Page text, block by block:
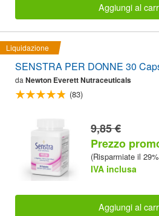
Aggiungi al
Liquidazione
SENSTRA PER DONNE 30
da Newton Everett Nutraceuticals
(83)
9,85 €
Prezzo
(Risparmiate il
IVA inclusa
Aggiungi al